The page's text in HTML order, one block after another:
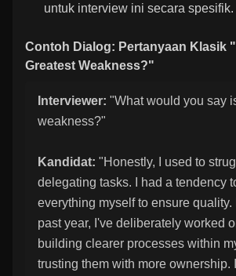
untuk interview ini secara spesifik.
Contoh Dialog: Pertanyaan Klasik
Greatest Weakness?"
Interviewer: "What would you say
weakness?"
Kandidat: "Honestly, I used to
delegating tasks. I had a tendency
everything myself to ensure quality.
past year, I've deliberately worked
building clearer processes within
trusting them with more ownership.